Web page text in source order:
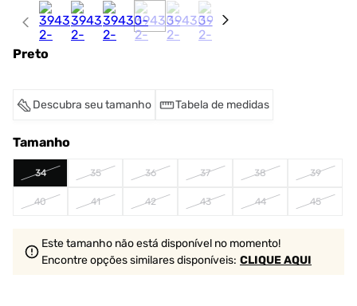
Preto
Descubra seu tamanho Tabela de medidas
Tamanho
34 35 36 37 38 39
40 41 42 43 44 45
Este tamanho não está disponível no momento!
Encontre opções similaresdisponíveis: CLIQUE AQUI